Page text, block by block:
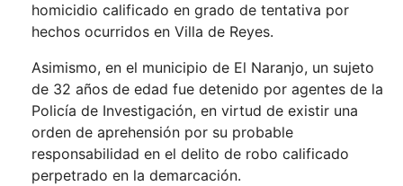
homicidio calificado en grado de tentativa por
hechos ocurridos en Villa de Reyes.
Asimismo, en el municipio de El Naranjo, un sujeto
de 32 años de edad fue detenido por agentes de la
Policía de Investigación, en virtud de existir una
orden de aprehensión por su probable
responsabilidad en el delito de robo calificado
perpetrado en la demarcación.